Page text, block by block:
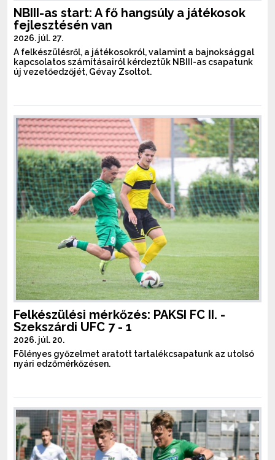
NBIII-as start: A fő hangsúly a játékosok
fejlesztésén van
2026. júl. 27.
A felkészülésről, a játékosokról, valamint a bajnoksággal
kapcsolatos számításairól kérdeztük NBIII-as csapatunk
új vezetőedzőjét, Gévay Zsoltot.
Felkészülési mérkőzés: PAKSI FC II. -
Szekszárdi UFC 7 - 1
2026. júl. 20.
Fölényes győzelmet aratott tartalékcsapatunk az utolsó
nyári edzőmérkőzésen.